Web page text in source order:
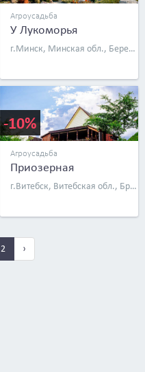
Агроусадьба
У Лукоморья
г.Минск, Минская обл., Березинский р-н, д. Жорновка, ул. Школьная, д. 12
-10%
Агроусадьба
Приозерная
г.Витебск, Витебская обл., Браславский р-н, д. Струсто, д. 18
2 ›